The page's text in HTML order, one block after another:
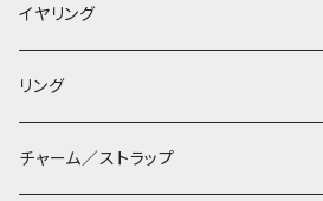
イヤリング
リング
チャーム／ストラップ